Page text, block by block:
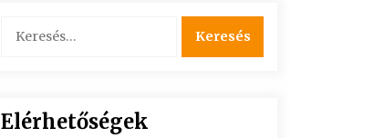
Elérhetőségek